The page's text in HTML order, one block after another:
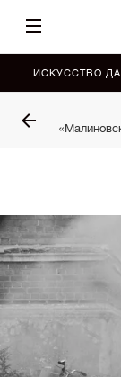
ИСКУССТВО